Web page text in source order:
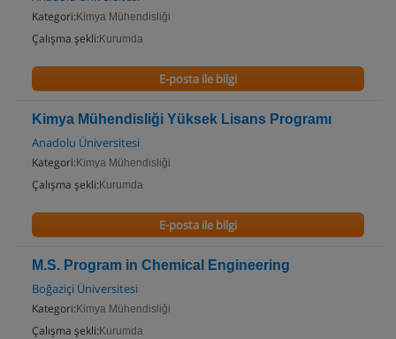
Kategori: Kimya Mühendisliği
Çalışma şekli: Kurumda
E-posta ile bilgi
Kimya Mühendisliği Yüksek Lisans Programı
Anadolu Üniversitesi
Kategori: Kimya Mühendisliği
Çalışma şekli: Kurumda
E-posta ile bilgi
M.S. Program in Chemical Engineering
Boğaziçi Üniversitesi
Kategori: Kimya Mühendisliği
Çalışma şekli: Kurumda